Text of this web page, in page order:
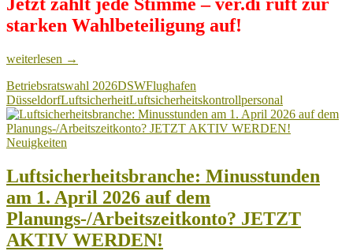
starken Wahlbeteiligung auf!
Flughafen
Betriebsratswahl
bei
der
DSW
–
zählt
jede
Stimme!
weiterlesen →
Betriebsratswahl 2026DSWFlughafen
DüsseldorfLuftsicherheitLuftsicherheitskontrollpersonal
Neuigkeiten
Luftsicherheitsbranche: Minusstunden
am 1. April 2026 auf dem
Planungs-/Arbeitszeitkonto? JETZT
AKTIV WERDEN!